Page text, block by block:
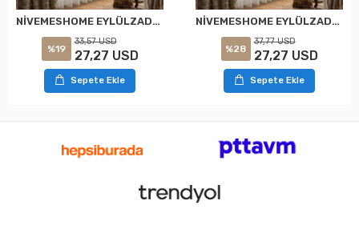
NİVEMESHOME EYLÜLZADE GOLD DETAY 1/2,5 PİLELİ TÜL PERDE APM
%19
33,57 USD
27,27 USD
Sepete Ekle
NİVEMESHOME EYLÜLZADE GOLD DETAY 1/3 PİLELİ TÜL PERDE APM
%28
37,77 USD
27,27 USD
Sepete Ekle